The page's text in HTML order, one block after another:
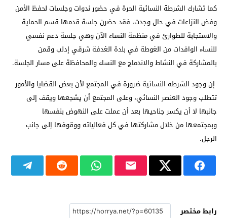
كما تشارك الشرطة النسائية الحرة في حضور ندوات وجلسات لحفظ الأمن
وفض النزاعات في حال وجدت، فقد حضرن جلسة قدمها قسم الحماية
والاستجابة للطوارئ في منظمة النساء الآن وهي جلسة دعم نفسي
للنساء الوافدات من الغوطة في بلدة الغدفة شرقي إدلب وقمن
بالمشاركة في النشاط والاندماج مع النساء والمحافظة على مسار الجلسة.
إن وجود الشرطه النسائية ضرورة في المجتمع لأن بعض القضايا والأمور
تتطلب وجود العنصر النسائي، وعلى المجتمع أن يشجعها ويقف إلى
جانبها لا أن يكسر جناحيها بعد أن عملت على النهوض بنفسها
وبمجتمعها من خلال مشاركتها في كل فعالياته ووقوفها إلى جانب
الرجل.
رابط مختصر